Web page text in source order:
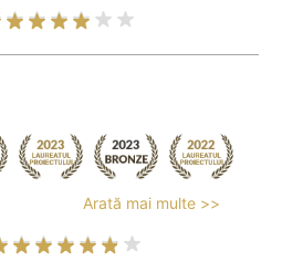
Arată mai multe >>